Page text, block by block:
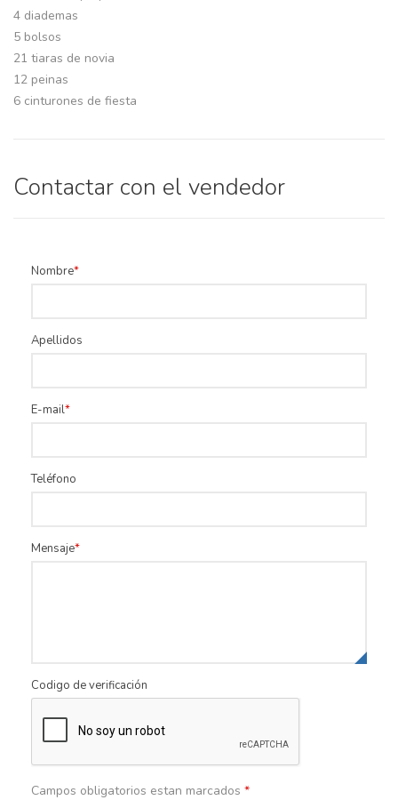
4 diademas
5 bolsos
21 tiaras de novia
12 peinas
6 cinturones de fiesta
Contactar con el vendedor
Nombre
Apellidos
E-mail
Teléfono
Mensaje
Codigo de verificación
Campos obligatorios estan marcados *